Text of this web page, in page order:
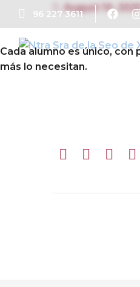
96 227 3611
August 10,
Cada alumno es único,
más lo necesitan.